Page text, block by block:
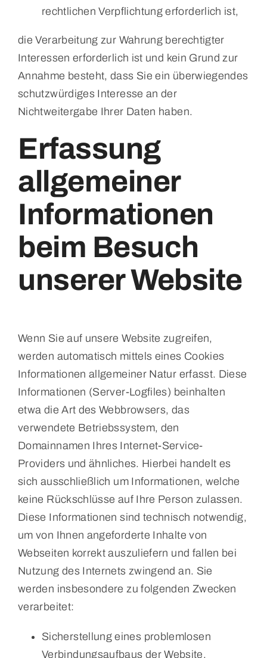
rechtlichen Verpflichtung erforderlich ist,
die Verarbeitung zur Wahrung berechtigter
Interessen erforderlich ist und kein Grund zur
Annahme besteht, dass Sie ein überwiegendes
schutzwürdiges Interesse an der
Nichtweitergabe Ihrer Daten haben.
Erfassung
allgemeiner
Informationen
beim Besuch
unserer Website
Wenn Sie auf unsere Website zugreifen,
werden automatisch mittels eines Cookies
Informationen allgemeiner Natur erfasst. Diese
Informationen (Server-Logfiles) beinhalten
etwa die Art des Webbrowsers, das
verwendete Betriebssystem, den
Domainnamen Ihres Internet-Service-
Providers und ähnliches. Hierbei handelt es
sich ausschließlich um Informationen, welche
keine Rückschlüsse auf Ihre Person zulassen.
Diese Informationen sind technisch notwendig,
um von Ihnen angeforderte Inhalte von
Webseiten korrekt auszuliefern und fallen bei
Nutzung des Internets zwingend an. Sie
werden insbesondere zu folgenden Zwecken
verarbeitet:
Sicherstellung eines problemlosen
Verbindungsaufbaus der Website,